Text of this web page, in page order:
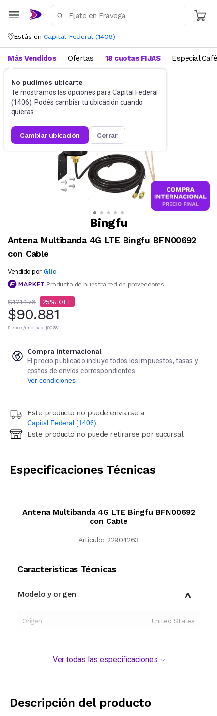
Estás en Capital Federal (1406)
No pudimos ubicarte
Te mostramos las opciones para Capital Federal
(1406). Podés cambiar tu ubicación cuando
quieras.
cambiar ubicación cerrar
Más Vendidos Ofertas 18 cuotas FIJAS Especial Café
Accesorios de Informática
Bingfu
Antena Multibanda 4G LTE Bingfu BFN00692
con Cable
Vendido por Glic
Producto de nuestra red de proveedores
$121.176 25
$90.881
Precio s/imp. nac. $90.881
Compra internacional
El precio publicado incluye todos los impuestos, tasas y
costos de envíos correspondientes
Ver condiciones
Este producto no puede enviarse a
Capital Federal (1406)
Ingresá código postal (sólo números)
Este producto no puede retirarse por sucursal
Especificaciones Técnicas
Antena Multibanda 4G LTE Bingfu BFN00692
con Cable
Artículo: 22904263
Características Técnicas
Modelo y origen
Origen United States
Ver todas las especificaciones
Descripción del producto